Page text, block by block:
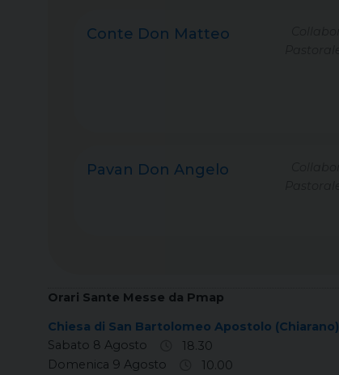
Conte Don Matteo
Pavan Don Angelo
Orari Sante Messe da Pmap
Chiesa di San Bartolomeo Apostolo (Chiarano)
Sabato 8 Agosto
18.30
Domenica 9 Agosto
10.00